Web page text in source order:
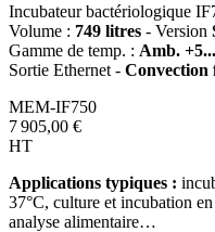
Incubateur bactériologique
Volume : 749 litres - Version
Gamme de temp. : Amb.
Sortie Ethernet - Convection
MEM-IF750
7 905,00 €
HT
Applications typiques :
37°C, culture et incubation
analyse alimentaire…